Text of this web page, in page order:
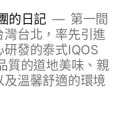
的日記
第一間
台北，率先引進
發的泰式IQOS
質的道地美味、親
溫馨舒適的環境